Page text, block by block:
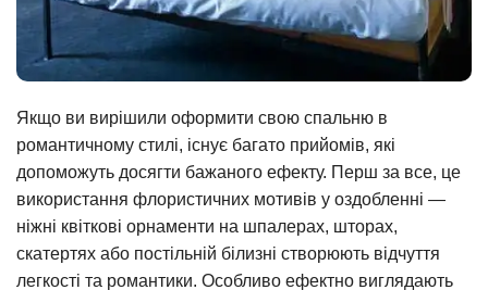
Якщо ви вирішили оформити свою спальню в
романтичному стилі, існує багато прийомів, які
допоможуть досягти бажаного ефекту. Перш за все, це
використання флористичних мотивів у оздобленні —
ніжні квіткові орнаменти на шпалерах, шторах,
скатертях або постільній білизні створюють відчуття
легкості та романтики. Особливо ефектно виглядають